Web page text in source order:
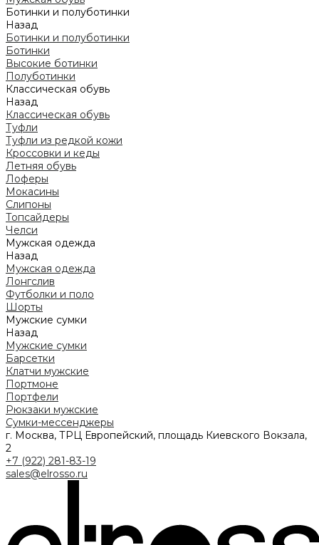
Ботинки и полуботинки
Назад
Ботинки и полуботинки
Ботинки
Высокие ботинки
Полуботинки
Классическая обувь
Назад
Классическая обувь
Туфли
Туфли из редкой кожи
Кроссовки и кеды
Летняя обувь
Лоферы
Мокасины
Слипоны
Топсайдеры
Челси
Мужская одежда
Назад
Мужская одежда
Лонгслив
Футболки и поло
Шорты
Мужские сумки
Назад
Мужские сумки
Барсетки
Клатчи мужские
Портмоне
Портфели
Рюкзаки мужские
Сумки-мессенджеры
г. Москва, ТРЦ Европейский, площадь Киевского Вокзала,
2
+7 (922) 281-83-19
sales@elrosso.ru